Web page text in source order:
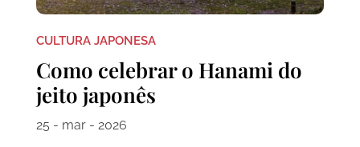
CULTURA JAPONESA
Como celebrar o Hanami do
jeito japonês
25 - mar - 2026